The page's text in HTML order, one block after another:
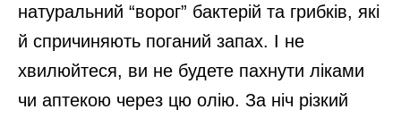
натуральний “ворог” бактерій та грибків, які
й спричиняють поганий запах. І не
хвилюйтеся, ви не будете пахнути ліками
чи аптекою через цю олію. За ніч різкий